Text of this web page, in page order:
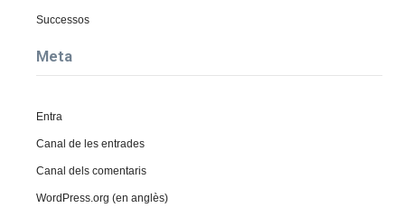
Successos
Meta
Entra
Canal de les entrades
Canal dels comentaris
WordPress.org (en anglès)